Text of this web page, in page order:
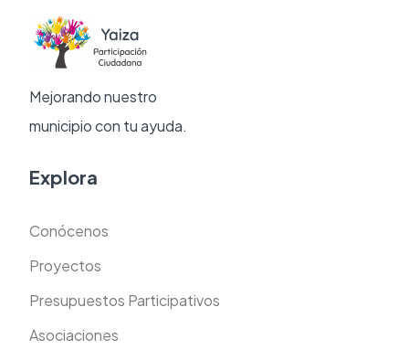
Mejorando nuestro
municipio con tu ayuda.
Explora
Conócenos
Proyectos
Presupuestos Participativos
Asociaciones